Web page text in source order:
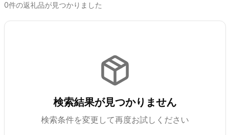
0件の返礼品が見つかりました
検索結果が見つかりません
検索条件を変更して再度お試しください